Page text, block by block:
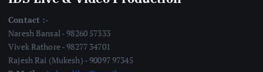
Contact :-
Naresh Bansal - 98260 57333
Vivek Rathore - 98277 34701
Rajesh Rai (Mukesh) - 90097 97345